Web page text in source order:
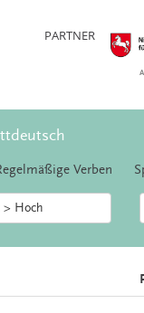
PARTNER
Verben
> Hoch